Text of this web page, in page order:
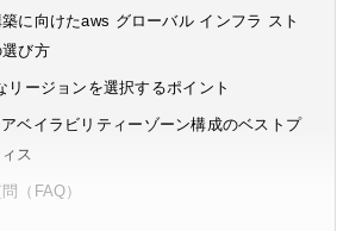
に向けたaws グローバル インフラ スト
び方
リージョンを選択するポイント
ベイラビリティーゾーン構成のベストプ
ス
（FAQ）